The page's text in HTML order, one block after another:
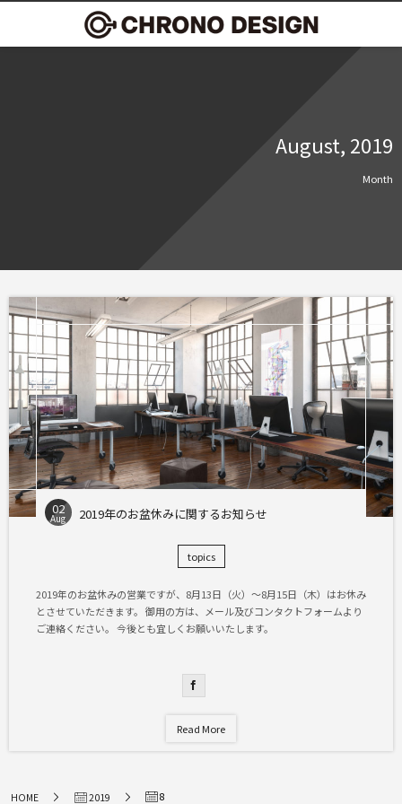
August, 2019
Month
02
Aug 2019年のお盆休みに関するお知らせ
topics
2019年のお盆休みの営業ですが、8月13日（火）～8月15日（木）はお休み
とさせていただきます。 御用の方は、メール及びコンタクトフォームより
ご連絡ください。 今後とも宜しくお願いいたします。
Read More
HOME 2019 8